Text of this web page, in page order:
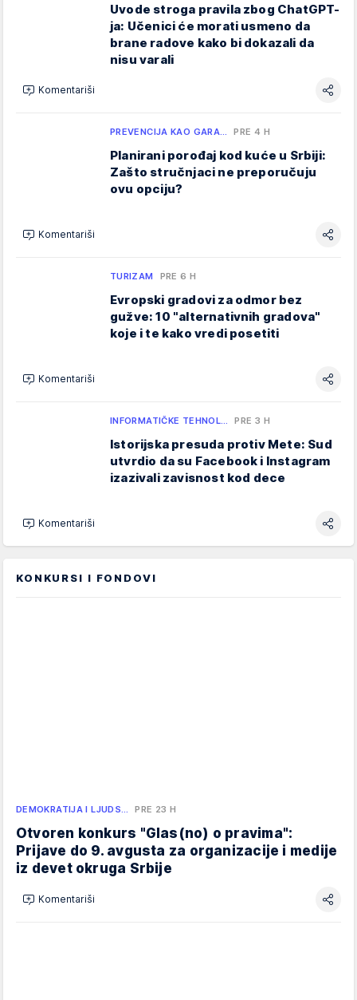
Uvode stroga pravila zbog ChatGPT-
ja: Učenici će morati usmeno da
brane radove kako bi dokazali da
nisu varali
Komentariši
PREVENCIJA KAO GARA… PRE 4 H
Planirani porođaj kod kuće u Srbiji:
Zašto stručnjaci ne preporučuju
ovu opciju?
Komentariši
TURIZAM PRE 6 H
Evropski gradovi za odmor bez
gužve: 10 "alternativnih gradova"
koje i te kako vredi posetiti
Komentariši
INFORMATIČKE TEHNOL… PRE 3 H
Istorijska presuda protiv Mete: Sud
utvrdio da su Facebook i Instagram
izazivali zavisnost kod dece
Komentariši
KONKURSI I FONDOVI
DEMOKRATIJA I LJUDS… PRE 23 H
Otvoren konkurs "Glas(no) o pravima":
Prijave do 9. avgusta za organizacije i medije
iz devet okruga Srbije
Komentariši